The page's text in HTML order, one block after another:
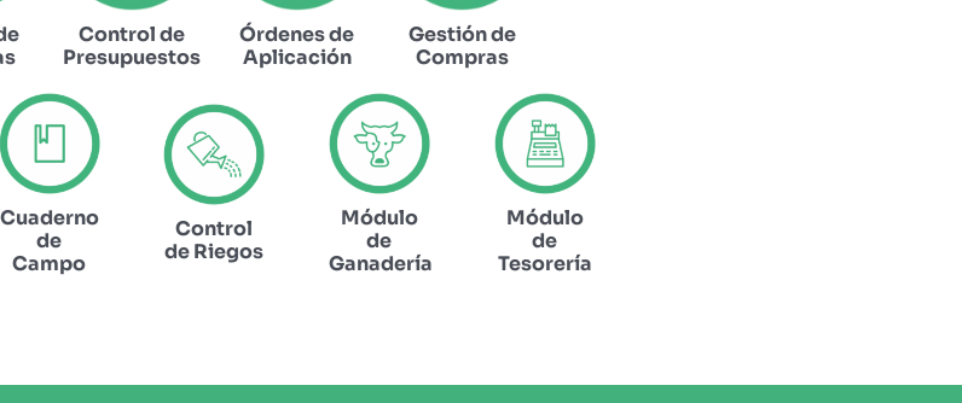
Control de
Presupuestos
Órdenes de
Aplicación
Gestión de
Compras
Cuaderno
de
Campo
Control
de Riegos
Módulo
de
Ganadería
Módulo
de
Tesorería